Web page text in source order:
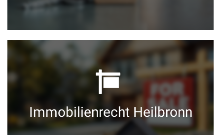
Immobilienrecht Heilbronn